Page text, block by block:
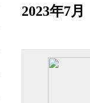
2023年7